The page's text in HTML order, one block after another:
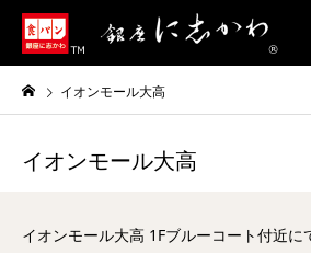
イオンモール大高
イオンモール大高
イオンモール大高 1Fブルーコート付近